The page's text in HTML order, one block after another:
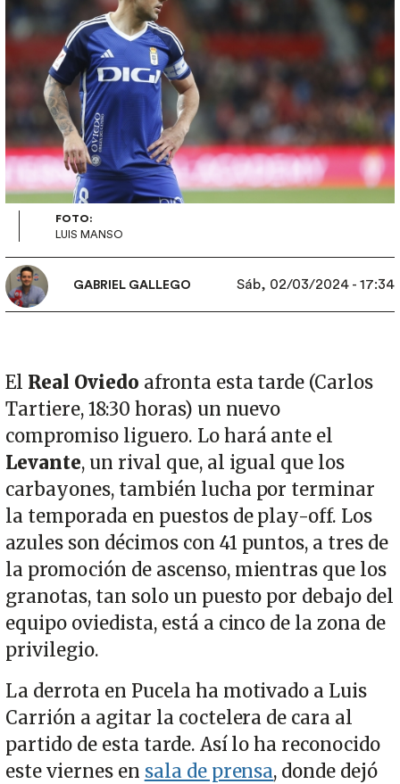
FOTO:
LUIS MANSO
GABRIEL GALLEGO Sáb, 02/03/2024 - 17:34
El Real Oviedo afronta esta tarde (Carlos
Tartiere, 18:30 horas) un nuevo
compromiso liguero. Lo hará ante el
Levante, un rival que, al igual que los
carbayones, también lucha por terminar
la temporada en puestos de play-off. Los
azules son décimos con 41 puntos, a tres de
la promoción de ascenso, mientras que los
granotas, tan solo un puesto por debajo del
equipo oviedista, está a cinco de la zona de
privilegio.
La derrota en Pucela ha motivado a Luis
Carrión a agitar la coctelera de cara al
partido de esta tarde. Así lo ha reconocido
este viernes en sala de prensa, donde dejó